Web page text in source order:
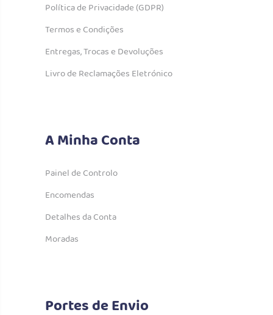
Política de Privacidade (GDPR)
Termos e Condições
Entregas, Trocas e Devoluções
Livro de Reclamações Eletrónico
A Minha Conta
Painel de Controlo
Encomendas
Detalhes da Conta
Moradas
Portes de Envio